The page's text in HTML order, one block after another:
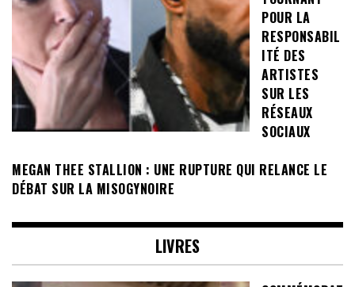
POUR LA
RESPONSABIL
ITÉ DES
ARTISTES
SUR LES
RÉSEAUX
SOCIAUX
MEGAN THEE STALLION : UNE RUPTURE QUI RELANCE LE
DÉBAT SUR LA MISOGYNOIRE
LIVRES